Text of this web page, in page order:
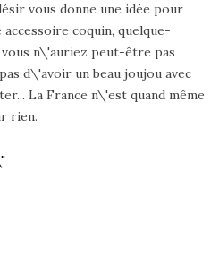
vous donne une idée pour
coquin, quelque-
n\'auriez peut-être pas
d\'avoir un beau joujou avec
La France n\'est quand même
rien.